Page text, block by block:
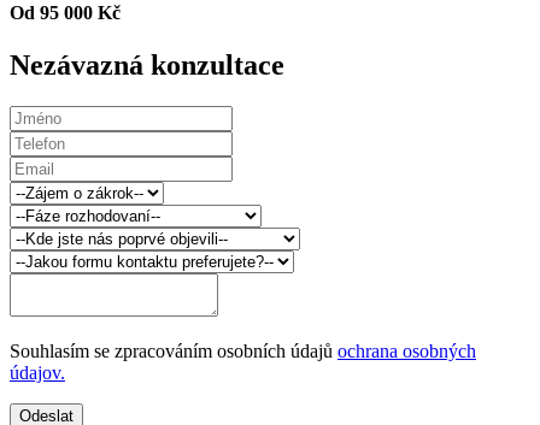
Od 95 000 Kč
Nezávazná konzultace
Souhlasím se zpracováním osobních údajů ochrana osobných
údajov.
Odeslat